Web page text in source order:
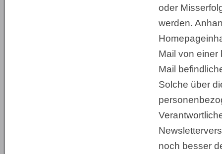
oder
werden.
Mail von einer
Mail
Solche über
noch besser